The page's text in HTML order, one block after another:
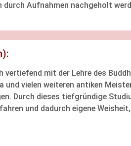
Aufnahmen nachgeholt
mit der Lehre des
vielen weiteren antiken
Durch dieses tiefgründige
und dadurch eigene